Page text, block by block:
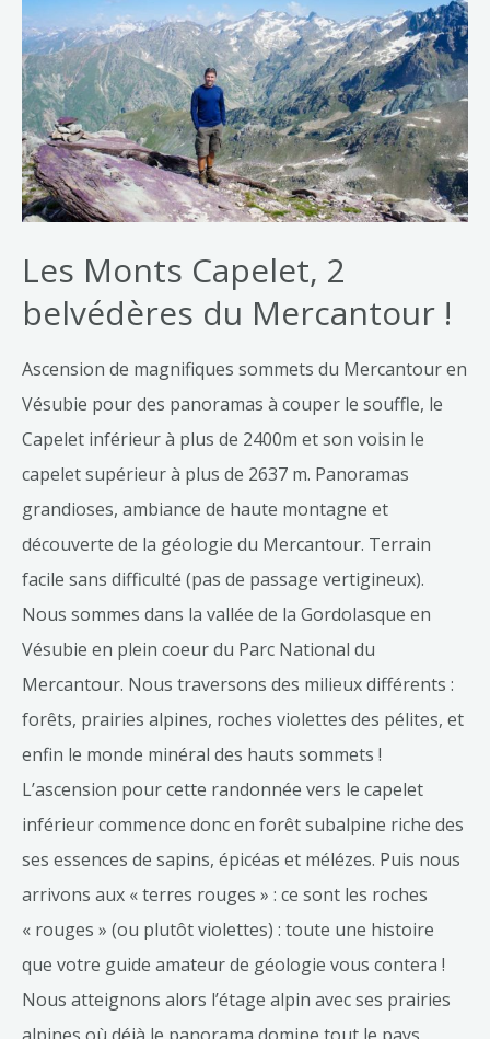
Les Monts Capelet, 2
belvédères du Mercantour !
Ascension de magnifiques sommets du Mercantour en
Vésubie pour des panoramas à couper le souffle, le
Capelet inférieur à plus de 2400m et son voisin le
capelet supérieur à plus de 2637 m. Panoramas
grandioses, ambiance de haute montagne et
découverte de la géologie du Mercantour. Terrain
facile sans difficulté (pas de passage vertigineux).
Nous sommes dans la vallée de la Gordolasque en
Vésubie en plein coeur du Parc National du
Mercantour. Nous traversons des milieux différents :
forêts, prairies alpines, roches violettes des pélites, et
enfin le monde minéral des hauts sommets !
L’ascension pour cette randonnée vers le capelet
inférieur commence donc en forêt subalpine riche des
ses essences de sapins, épicéas et mélézes. Puis nous
arrivons aux « terres rouges » : ce sont les roches
« rouges » (ou plutôt violettes) : toute une histoire
que votre guide amateur de géologie vous contera !
Nous atteignons alors l’étage alpin avec ses prairies